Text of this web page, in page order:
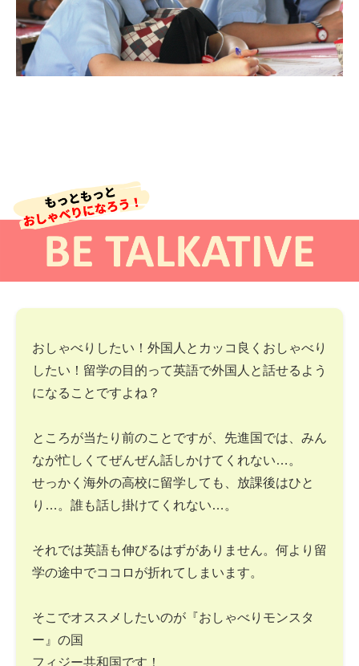
おしゃべりしたい！外国人とカッコ良くおしゃべり
したい！留学の目的って英語で外国人と話せるよう
になることですよね？
ところが当たり前のことですが、先進国では、みん
なが忙しくてぜんぜん話しかけてくれない…。
せっかく海外の高校に留学しても、放課後はひと
り…。誰も話し掛けてくれない…。
それでは英語も伸びるはずがありません。何より留
学の途中でココロが折れてしまいます。
そこでオススメしたいのが『おしゃべりモンスタ
ー』の国
フィジー共和国です！